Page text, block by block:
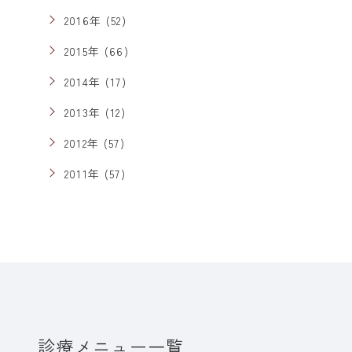
2016年 (52)
2015年 (66)
2014年 (17)
2013年 (12)
2012年 (57)
2011年 (57)
診療メニュー一覧